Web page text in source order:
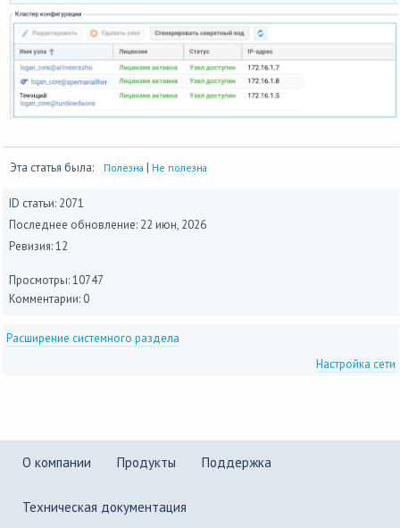
Эта статья была: Полезна | Не полезна
ID статьи: 2071
Последнее обновление: 22 июн, 2026
Ревизия: 12
Просмотры: 10747
Комментарии: 0
Расширение системного раздела
Настройка сети
О компании Продукты Поддержка
Техническая документация